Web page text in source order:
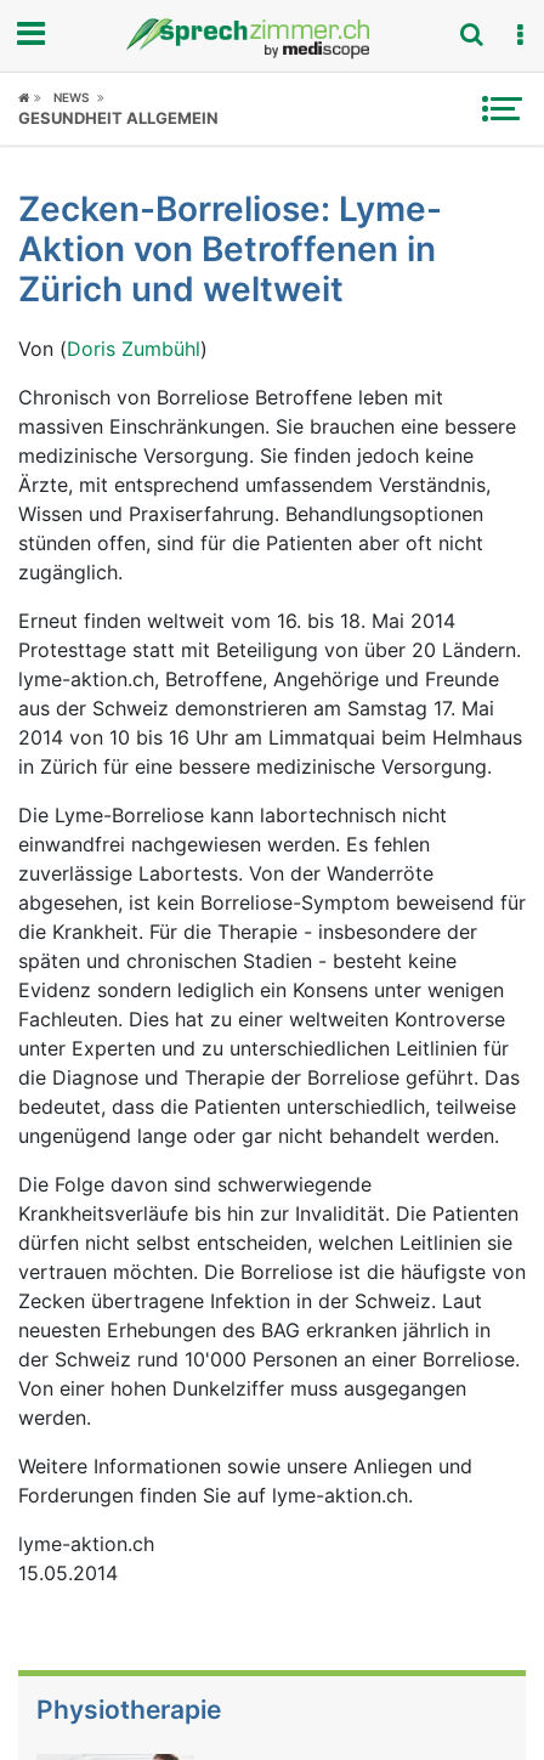
Fokus
Symptome
Untersuchungen
News
Ratgeber
Rubriken
NEWS
GESUNDHEIT ALLGEMEIN
Zecken-Borreliose: Lyme-
Aktion von Betroffenen in
Zürich und weltweit
Von (Doris Zumbühl)
Chronisch von Borreliose Betroffene leben mit
massiven Einschränkungen. Sie brauchen eine bessere
medizinische Versorgung. Sie finden jedoch keine
Ärzte, mit entsprechend umfassendem Verständnis,
Wissen und Praxiserfahrung. Behandlungsoptionen
stünden offen, sind für die Patienten aber oft nicht
zugänglich.
Erneut finden weltweit vom 16. bis 18. Mai 2014
Protesttage statt mit Beteiligung von über 20 Ländern.
lyme-aktion.ch, Betroffene, Angehörige und Freunde
aus der Schweiz demonstrieren am Samstag 17. Mai
2014 von 10 bis 16 Uhr am Limmatquai beim Helmhaus
in Zürich für eine bessere medizinische Versorgung.
Die Lyme-Borreliose kann labortechnisch nicht
einwandfrei nachgewiesen werden. Es fehlen
zuverlässige Labortests. Von der Wanderröte
abgesehen, ist kein Borreliose-Symptom beweisend für
die Krankheit. Für die Therapie - insbesondere der
späten und chronischen Stadien - besteht keine
Evidenz sondern lediglich ein Konsens unter wenigen
Fachleuten. Dies hat zu einer weltweiten Kontroverse
unter Experten und zu unterschiedlichen Leitlinien für
die Diagnose und Therapie der Borreliose geführt. Das
bedeutet, dass die Patienten unterschiedlich, teilweise
ungenügend lange oder gar nicht behandelt werden.
Die Folge davon sind schwerwiegende
Krankheitsverläufe bis hin zur Invalidität. Die Patienten
dürfen nicht selbst entscheiden, welchen Leitlinien sie
vertrauen möchten. Die Borreliose ist die häufigste von
Zecken übertragene Infektion in der Schweiz. Laut
neuesten Erhebungen des BAG erkranken jährlich in
der Schweiz rund 10'000 Personen an einer Borreliose.
Von einer hohen Dunkelziffer muss ausgegangen
werden.
Weitere Informationen sowie unsere Anliegen und
Forderungen finden Sie auf lyme-aktion.ch.
lyme-aktion.ch
15.05.2014
Physiotherapie